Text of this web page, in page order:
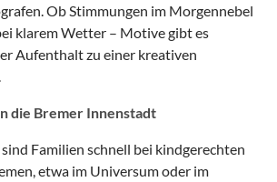
Ob Stimmungen im Morgennebel
klarem Wetter – Motive gibt es
Aufenthalt zu einer kreativen
die Bremer Innenstadt
Familien schnell bei kindgerechten
etwa im Universum oder im